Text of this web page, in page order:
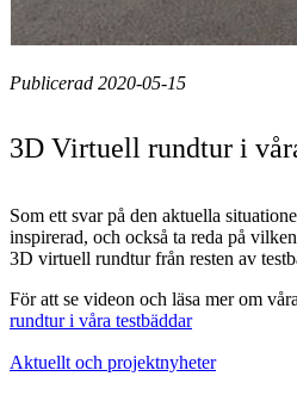
Publicerad 2020-05-15
3D Virtuell rundtur i
Som ett svar på den aktuella
inspirerad, och också ta reda på
3D virtuell rundtur från resten av
För att se videon och läsa mer om
rundtur i våra testbäddar
Aktuellt och projektnyheter